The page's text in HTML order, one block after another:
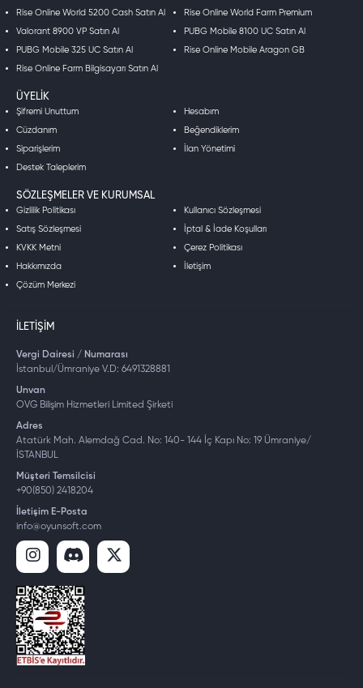
Rise Online World 5200 Cash Satın Al Rise Online World Farm Premium
Valorant 8900 VP Satın Al PUBG Mobile 8100 UC Satın Al
PUBG Mobile 325 UC Satın Al Rise Online Mobile Aragon GB
Rise Online Farm Bilgisayarı Satın Al
ÜYELIK
Şifremi Unuttum Hesabım
Cüzdanım Beğendiklerim
Siparişlerim İlan Yönetimi
Destek Taleplerim
SÖZLEŞMELER VE KURUMSAL
Gizlilik Politikası Kullanıcı Sözleşmesi
Satış Sözleşmesi İptal & İade Koşulları
KVKK Metni Çerez Politikası
Hakkımızda İletişim
Çözüm Merkezi
İLETIŞIM
Vergi Dairesi / Numarası
İstanbul/Ümraniye V.D: 6491328881
Unvan
OVG Bilişim Hizmetleri Limited Şirketi
Adres
Atatürk Mah. Alemdağ Cad. No: 140- 144 İç Kapı No: 19 Ümraniye/
İSTANBUL
Müşteri Temsilcisi
+90(850) 2418204
İletişim E-Posta
info@oyunsoft.com